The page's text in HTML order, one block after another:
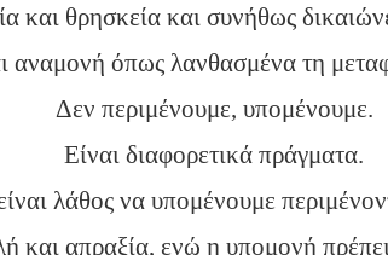
και θρησκεία και συνήθως
αναμονή όπως λανθασμένα τη
Δεν περιμένουμε, υπομένουμε.
Είναι διαφορετικά πράγματα.
λάθος να υπομένουμε
απραξία, ενώ η υπομονή